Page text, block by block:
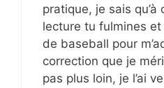
pratique, je sais
lecture tu fulmines
de baseball pour
correction que je
pas plus loin, je l’ai